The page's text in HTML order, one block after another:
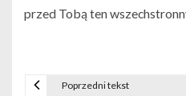
przed Tobą ten
Poprzedni tekst